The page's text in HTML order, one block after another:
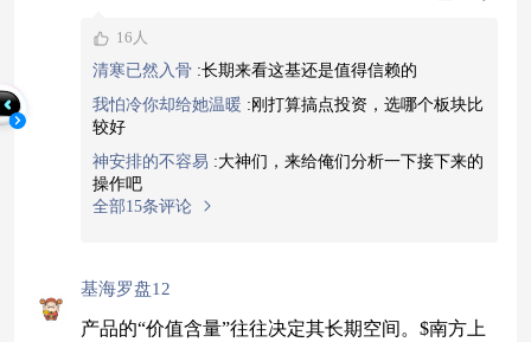
优势明显，当市场向好时，它提供的是一种有基本
面支撑的上涨，更为扎实。#指数操盘手集结令#
16人
清寒已然入骨 :长期来看这基还是值得信赖的
我怕冷你却给她温暖 : 刚打算搞点投资，选哪个板块比
较好
神安排的不容易 :大神们，来给俺们分析一下接下来的
操作吧
全部15条评论
基海罗盘12
产品的“价值含量”往往决定其长期空间。$南方上